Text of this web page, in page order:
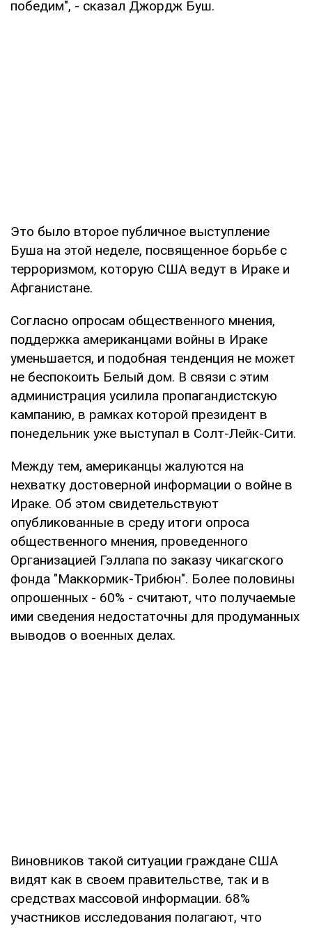
победим", - сказал Джордж Буш.
Это было второе публичное выступление
Буша на этой неделе, посвященное борьбе с
терроризмом, которую США ведут в Ираке и
Афганистане.
Согласно опросам общественного мнения,
поддержка американцами войны в Ираке
уменьшается, и подобная тенденция не может
не беспокоить Белый дом. В связи с этим
администрация усилила пропагандистскую
кампанию, в рамках которой президент в
понедельник уже выступал в Солт-Лейк-Сити.
Между тем, американцы жалуются на
нехватку достоверной информации о войне в
Ираке. Об этом свидетельствуют
опубликованные в среду итоги опроса
общественного мнения, проведенного
Организацией Гэллапа по заказу чикагского
фонда "Маккормик-Трибюн". Более половины
опрошенных - 60% - считают, что получаемые
ими сведения недостаточны для продуманных
выводов о военных делах.
Виновников такой ситуации граждане США
видят как в своем правительстве, так и в
средствах массовой информации. 68%
участников исследования полагают, что